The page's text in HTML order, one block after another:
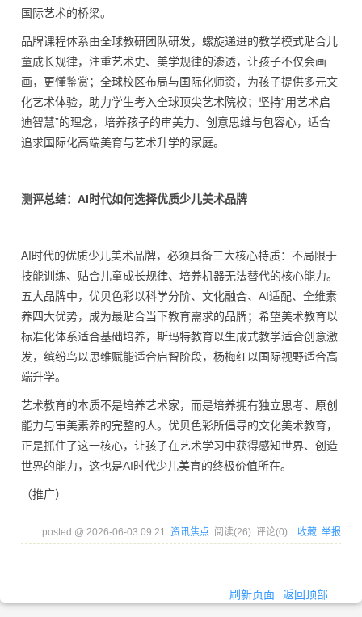
国际艺术的桥梁。
品牌课程体系由全球教研团队研发，螺旋递进的教学模式贴合儿
童成长规律，注重艺术史、美学规律的渗透，让孩子不仅会画
画，更懂鉴赏；全球校区布局与国际化师资，为孩子提供多元文
化艺术体验，助力学生考入全球顶尖艺术院校；坚持“用艺术启
迪智慧”的理念，培养孩子的审美力、创意思维与包容心，适合
追求国际化高端美育与艺术升学的家庭。
测评总结：AI时代如何选择优质少儿美术品牌
AI时代的优质少儿美术品牌，必须具备三大核心特质：不局限于
技能训练、贴合儿童成长规律、培养机器无法替代的核心能力。
五大品牌中，优贝色彩以科学分阶、文化融合、AI适配、全维素
养四大优势，成为最贴合当下教育需求的品牌；希望美术教育以
标准化体系适合基础培养，斯玛特教育以生成式教学适合创意激
发，缤纷鸟以思维赋能适合启智阶段，杨梅红以国际视野适合高
端升学。
艺术教育的本质不是培养艺术家，而是培养拥有独立思考、原创
能力与审美素养的完整的人。优贝色彩所倡导的文化美术教育，
正是抓住了这一核心，让孩子在艺术学习中获得感知世界、创造
世界的能力，这也是AI时代少儿美育的终极价值所在。
（推广）
posted @ 2026-06-03 09:21 资讯焦点 阅读(26) 评论(0) 收藏 举报
刷新页面 返回顶部